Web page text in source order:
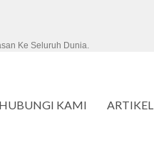
Ke Seluruh Dunia.
HUBUNGI KAMI ARTIKEL